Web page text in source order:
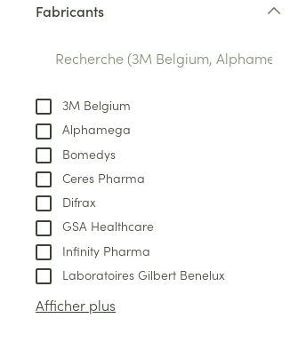
Fabricants
3M Belgium
Alphamega
Bomedys
Ceres Pharma
Difrax
GSA Healthcare
Infinity Pharma
Laboratoires Gilbert Benelux
Afficher plus